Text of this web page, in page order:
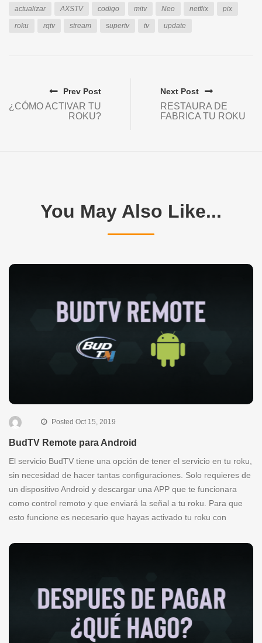
actualizar AXSTV codigo mitv Neo netflix pix
roku rqtv stream supertv tv update
Prev Post
¿CÓMO ACTIVAR TU
ROKU?
Next Post
RESTAURA DE
FABRICA TU ROKU
You May Also Like...
Posted Oct 15, 2019
BudTV Remote para Android
El servicio BudTV tiene una opción de tener el servicio en tu roku,
sin necesidad de hacer tantas configuraciones. Solo requieres de
un dispositivo Android y descargar una APP que te funcionara
como control remoto y que enviará la señal a tu roku. Para que
esto funcione es necesario que hayas activado tu roku con